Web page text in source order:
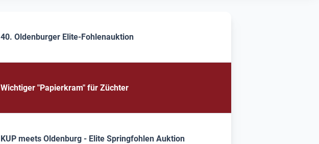
40. Oldenburger Elite-Fohlenauktion
Wichtiger "Papierkram" für Züchter
KUP meets Oldenburg - Elite Springfohlen Auktion